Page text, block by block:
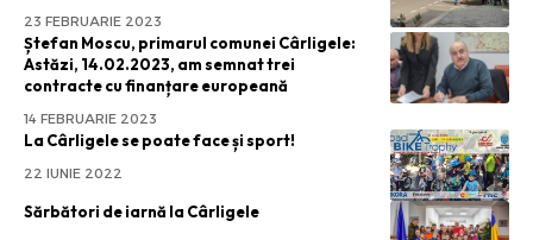
23 FEBRUARIE 2023
Ștefan Moscu, primarul comunei Cârligele:
Astăzi, 14.02.2023, am semnat trei
contracte cu finanțare europeană
14 FEBRUARIE 2023
La Cârligele se poate face și sport!
22 IUNIE 2022
Sărbători de iarnă la Cârligele